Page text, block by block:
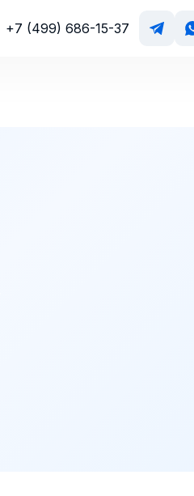
+7 (499) 686-15-37